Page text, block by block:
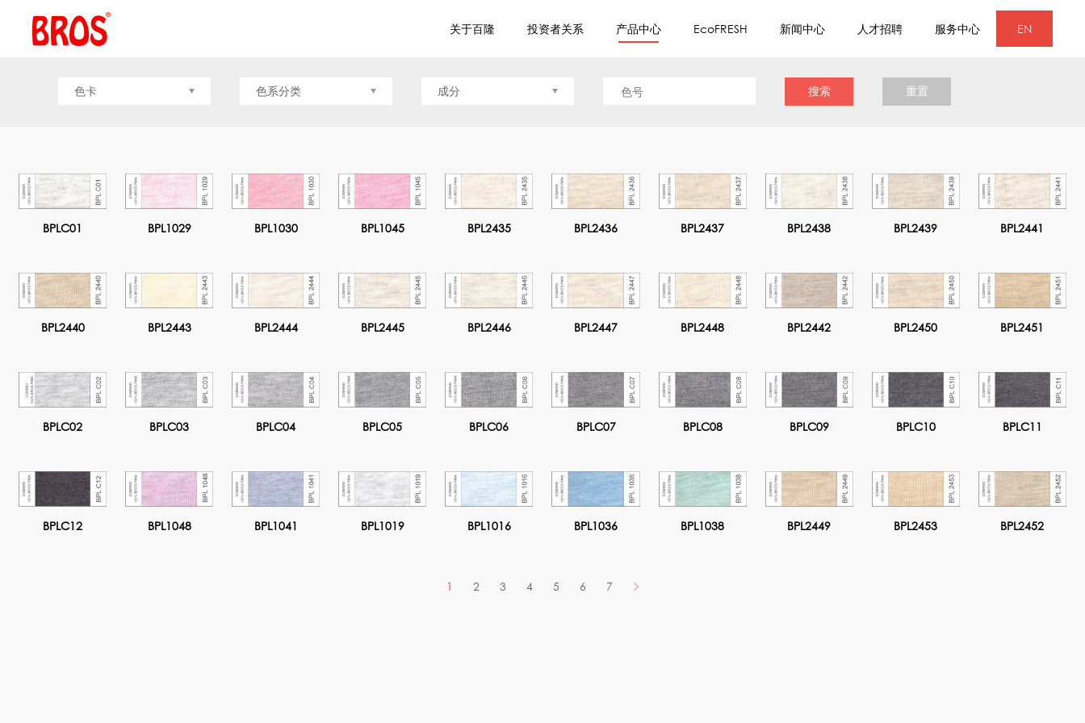
EN
关于百隆 投资者关系 产品中心 EcoFRESH 新闻中心 人才招聘 服务中心
色卡 色系分类 成分
BPLC01 BPL1029 BPL1030 BPL1045 BPL2435 BPL2436 BPL2437 BPL2438 BPL2439 BPL2441
BPL2440 BPL2443 BPL2444 BPL2445 BPL2446 BPL2447 BPL2448 BPL2442 BPL2450 BPL2451
BPLC02 BPLC03 BPLC04 BPLC05 BPLC06 BPLC07 BPLC08 BPLC09 BPLC10 BPLC11
BPLC12 BPL1048 BPL1041 BPL1019 BPL1016 BPL1036 BPL1038 BPL2449 BPL2453 BPL2452
1 2 3 4 5 6 7